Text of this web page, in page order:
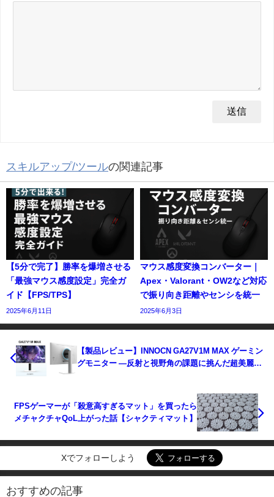
スキルアップ/ツールの関連記事
【5分で完了】勝率を爆増させる
「最強マウス感度設定」完全ガ
イド【FPS/TPS】
2025年6月11日
マウス感度変換コンバーター｜
Apex・Valorant・OW2など対応
で振り向き距離やセンシを統一
2025年6月3日
【製品レビュー】INNOCN GA27V1M MAX ゲーミン
グモニター ―反射と視野角の課題に挑んだ超美麗進
FPSゲーマーが「殺意高すぎるマット」を買ったら
メチャクチャQoL上がった話【シャクティマット】
Xでフォローしよう
おすすめの記事